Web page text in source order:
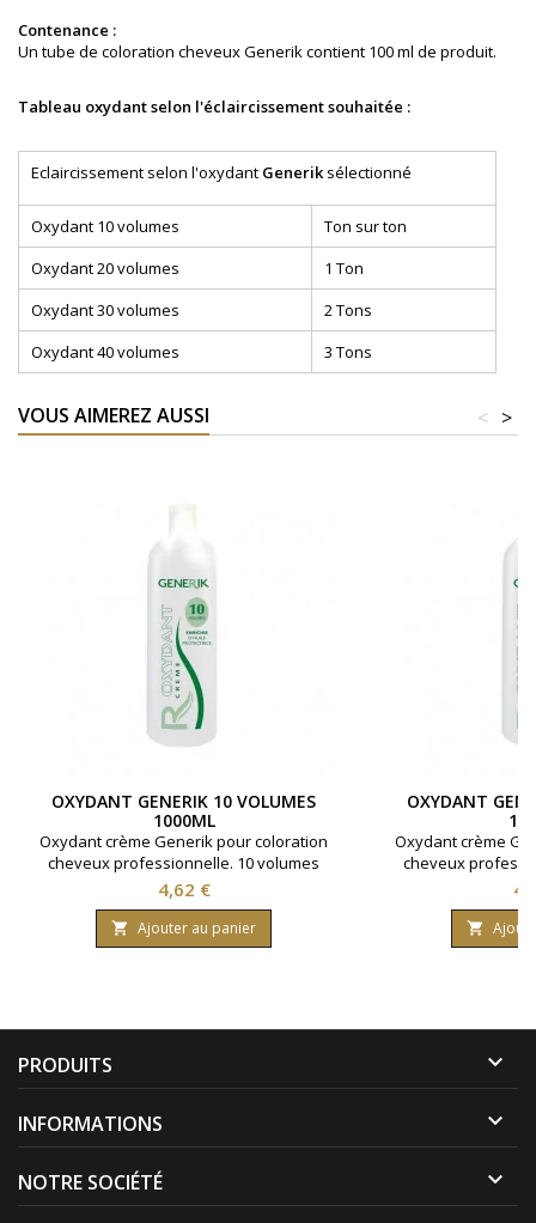
Contenance :
Un tube de coloration cheveux Generik contient 100 ml de produit.
Tableau oxydant selon l'éclaircissement souhaitée :
Eclaircissement selon l'oxydant Generiksélectionné
Oxydant 10 volumes
Ton sur ton
Oxydant 20 volumes
1 Ton
Oxydant 30 volumes
2 Tons
Oxydant 40 volumes
3 Tons
VOUS AIMEREZ AUSSI >
<
OXYDANT GENERIK 10 VOLUMES
1000ML
Oxydant crème Generik pour coloration
cheveux professionnelle. 10 volumes
contenant 3% d'eau oxygénée. Formule
avec une enrichissement en huile
protectrice reine des près ( limnanthes
alba ).Bouteille contenant 1000 ml.
Prix
4,62 €
 Ajouter au panier
OXYDANT
Oxydant crème
cheveux
contenant 6%
avec une
protectrice reine
alba ).Bouteille

PRODUITS 
INFORMATIONS 
NOTRE SOCIÉTÉ 